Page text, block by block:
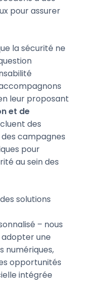
pour assurer
la sécurité ne
leur proposant
et de
des
campagnes
pour
au sein des
solutions
– nous
adopter une
numériques,
opportunités
intégrée